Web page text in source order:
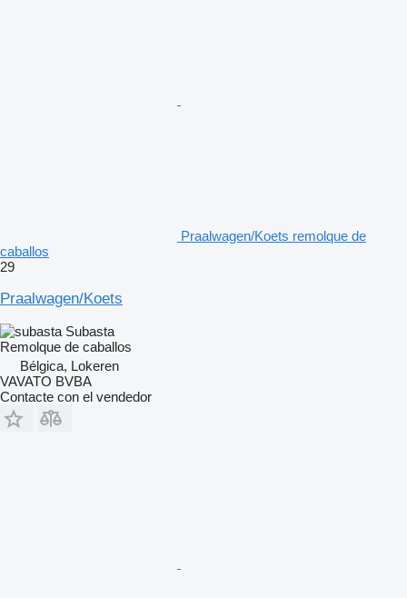
Praalwagen/Koets remolque de
caballos
29
Praalwagen/Koets
Subasta
Remolque de caballos
Bélgica, Lokeren
VAVATO BVBA
Contacte con el vendedor